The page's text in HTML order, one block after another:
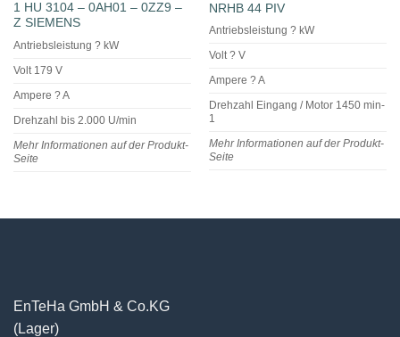
1 HU 3104 – 0AH01 – 0ZZ9 –
Z SIEMENS
Antriebsleistung ? kW
Volt 179 V
Ampere ? A
Drehzahl bis 2.000 U/min
Mehr Informationen auf der Produkt-
Seite
NRHB 44 PIV
Antriebsleistung ? kW
Volt ? V
Ampere ? A
Drehzahl Eingang / Motor 1450 min-
1
Mehr Informationen auf der Produkt-
Seite
EnTeHa GmbH & Co.KG
(Lager)